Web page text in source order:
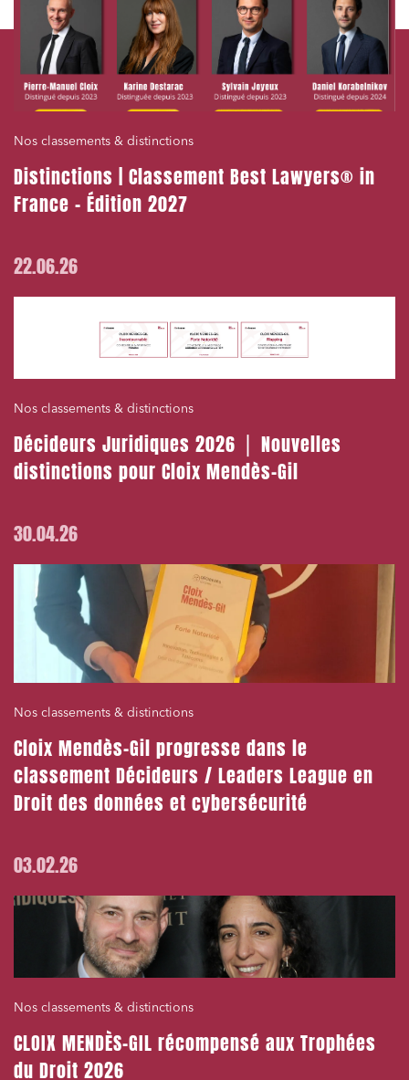
Nos classements & distinctions
Distinctions | Classement Best Lawyers® in
France – Édition 2027
22.06.26
Nos classements & distinctions
Décideurs Juridiques 2026 ⎪ Nouvelles
distinctions pour Cloix Mendès-Gil
30.04.26
Nos classements & distinctions
Cloix Mendès-Gil progresse dans le
classement Décideurs / Leaders League en
Droit des données et cybersécurité
03.02.26
Nos classements & distinctions
CLOIX MENDÈS-GIL récompensé aux Trophées
du Droit 2026
Urbanisme et aménagement
Banque finance et assurance
Droit des sociétés et Fusions-Acquisitions
J'ai lu et j'accepte lapolitique de confidentialité